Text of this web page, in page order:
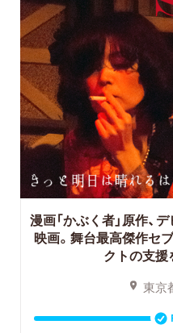
漫画「かぶく者」原作、
映画。舞台最高傑作セ
クトの支
東京